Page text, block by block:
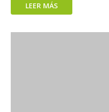
LEER MÁS